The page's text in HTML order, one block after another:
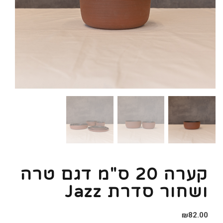
קערה 20 ס"מ דגם טרה
ושחור סדרת Jazz
₪82.00